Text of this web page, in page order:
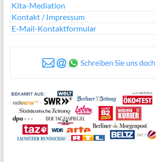
Kita-Mediation
Kontakt / Impressum
E-Mail-Kontaktformular